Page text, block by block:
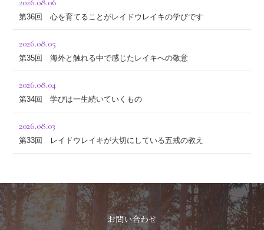
2026.08.06
第36回 心を育てることがレイドウレイキの学びです
2026.08.05
第35回 海外と触れる中で感じたレイキへの敬意
2026.08.04
第34回 学びは一生続いていくもの
2026.08.03
第33回 レイドウレイキが大切にしている五戒の教え
お問い合わせ